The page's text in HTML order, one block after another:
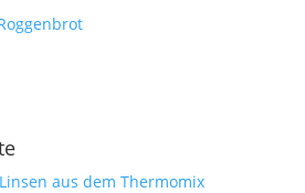
aus dem Thermomix